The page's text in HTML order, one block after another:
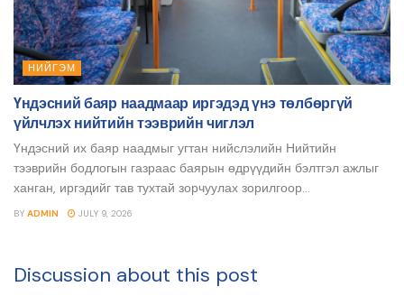
НИЙГЭМ
Үндэсний баяр наадмаар иргэдэд үнэ төлбөргүй
үйлчлэх нийтийн тээврийн чиглэл
Үндэсний их баяр наадмыг угтан нийслэлийн Нийтийн
тээврийн бодлогын газраас баярын өдрүүдийн бэлтгэл ажлыг
ханган, иргэдийг тав тухтай зорчуулах зорилгоор...
BY ADMIN JULY 9, 2026
Discussion about this post